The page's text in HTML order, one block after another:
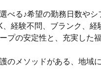
べる♪希望の勤務日数やシ
、経験不問、ブランク、経
ープの安定性と、充実した
護のメソッドがある、地域